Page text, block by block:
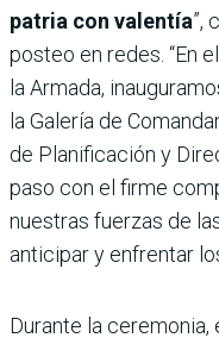
patria con valentía”,
posteo en redes. “En
la Armada,
la Galería de
de Planificación y
paso con el firme
nuestras fuerzas de
anticipar y enfrentar
Durante la ceremonia,